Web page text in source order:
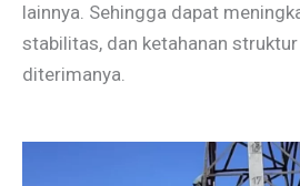
lainnya. Sehingga dapat
stabilitas, dan ketahanan
diterimanya.